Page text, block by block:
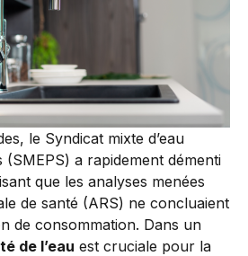
le Syndicat mixte d’eau
(SMEPS) a rapidement démenti
que les analyses menées
de santé (ARS) ne concluaient
de consommation. Dans un
de l’eau est cruciale pour la